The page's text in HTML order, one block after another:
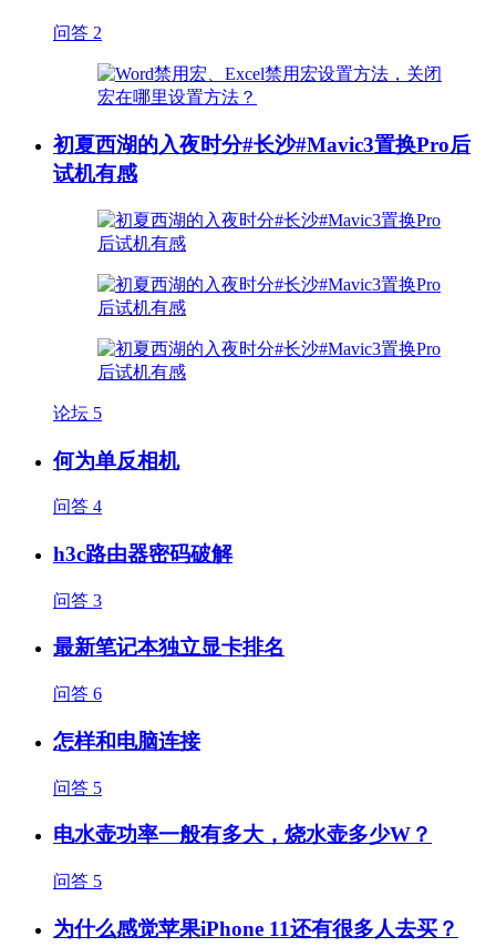
问答 2
初夏西湖的入夜时分#长沙#Mavic3置换Pro后
试机有感
论坛 5
何为单反相机
问答 4
h3c路由器密码破解
问答 3
最新笔记本独立显卡排名
问答 6
怎样和电脑连接
问答 5
电水壶功率一般有多大，烧水壶多少W？
问答 5
为什么感觉苹果iPhone 11还有很多人去买？